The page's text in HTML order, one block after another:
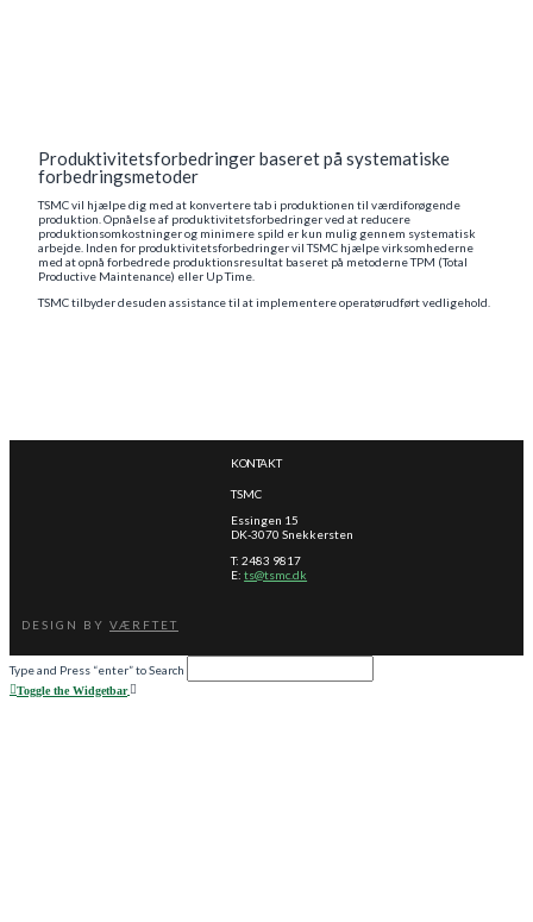
Produktivitetsforbedringer baseret på systematiske
forbedringsmetoder
TSMC vil hjælpe dig med at konvertere tab i produktionen til værdiforøgende
produktion. Opnåelse af produktivitetsforbedringer ved at reducere
produktionsomkostninger og minimere spild er kun mulig gennem systematisk
arbejde. Inden for produktivitetsforbedringer vil TSMC hjælpe virksomhederne
med at opnå forbedrede produktionsresultat baseret på metoderne TPM (Total
Productive Maintenance) eller Up Time.
TSMC tilbyder desuden assistance til at implementere operatørudført vedligehold.
KONTAKT
TSMC
Essingen 15
DK-3070 Snekkersten
T: 2483 9817
E:ts@tsmc.dk
DESIGN BY VÆRFTET
Type and Press “enter” to Search
Toggle the Widgetbar